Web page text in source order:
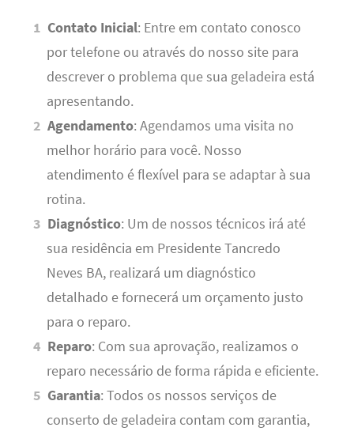
Contato Inicial: Entre em contato conosco
por telefone ou através do nosso site para
descrever o problema que sua geladeira está
apresentando.
Agendamento: Agendamos uma visita no
melhor horário para você. Nosso
atendimento é flexível para se adaptar à sua
rotina.
Diagnóstico: Um de nossos técnicos irá até
sua residência em Presidente Tancredo
Neves BA, realizará um diagnóstico
detalhado e fornecerá um orçamento justo
para o reparo.
Reparo: Com sua aprovação, realizamos o
reparo necessário de forma rápida e eficiente.
Garantia: Todos os nossos serviços de
conserto de geladeira contam com garantia,